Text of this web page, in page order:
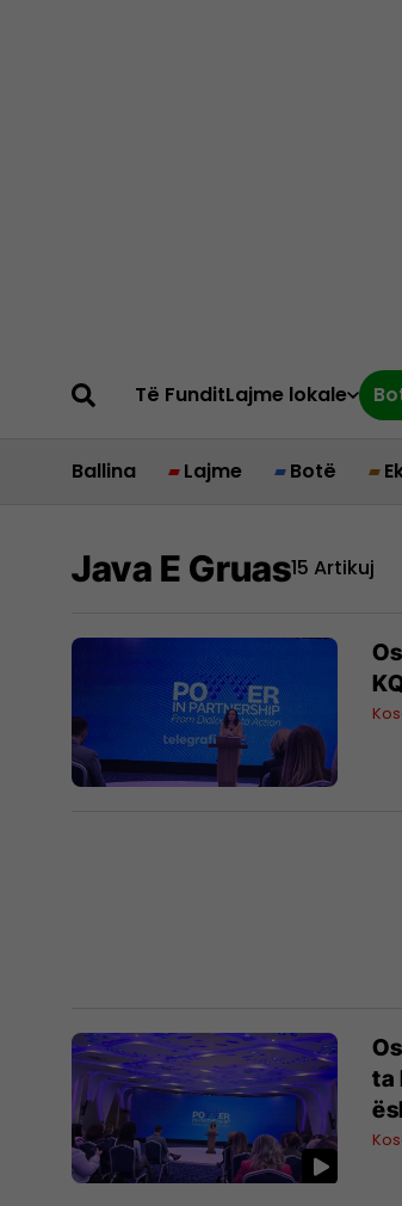
Të FunditLajme lokale
Ballina Lajme Botë
Java E Gruas15 Artikuj
ta